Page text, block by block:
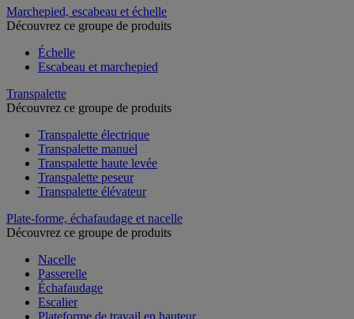
Marchepied, escabeau et échelle
Découvrez ce groupe de produits
Échelle
Escabeau et marchepied
Transpalette
Découvrez ce groupe de produits
Transpalette électrique
Transpalette manuel
Transpalette haute levée
Transpalette peseur
Transpalette élévateur
Plate-forme, échafaudage et nacelle
Découvrez ce groupe de produits
Nacelle
Passerelle
Échafaudage
Escalier
Plateforme de travail en hauteur